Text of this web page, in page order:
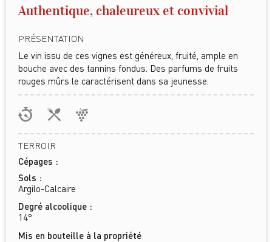
Authentique, chaleureux et convivial
PRÉSENTATION
Le vin issu de ces vignes est généreux, fruité, ample en
bouche avec des tannins fondus. Des parfums de fruits
rouges mûrs le caractérisent dans sa jeunesse.
TERROIR
Cépages :
Sols :
Argilo-Calcaire
Degré alcoolique :
14°
Mis en bouteille à la propriété